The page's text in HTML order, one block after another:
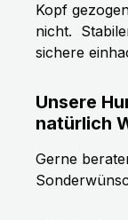
Kopf
nicht.
sichere
Unsere
natürlich
Gerne